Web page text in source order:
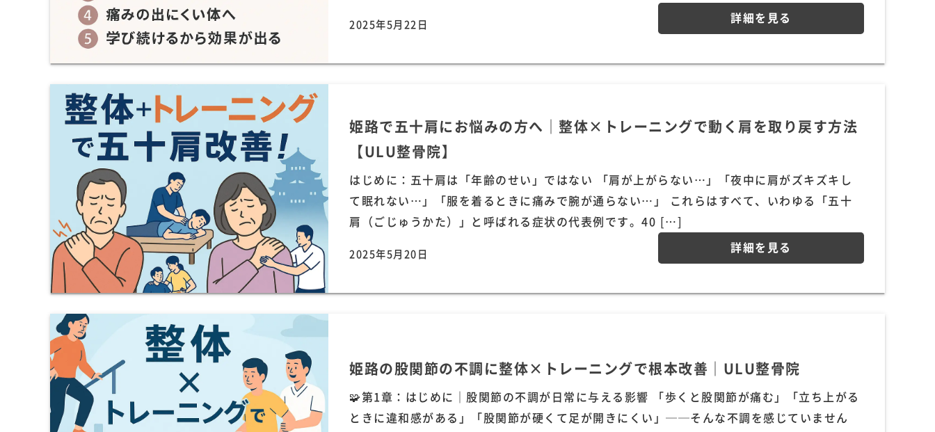
2025年5月22日
詳細を見る
姫路で五十肩にお悩みの方へ｜整体×トレーニングで動く肩を取り戻す方法
【ULU整骨院】
はじめに：五十肩は「年齢のせい」ではない 「肩が上がらない…」「夜中に肩がズキズキし
て眠れない…」「服を着るときに痛みで腕が通らない…」 これらはすべて、いわゆる「五十
肩（ごじゅうかた）」と呼ばれる症状の代表例です。40 […]
2025年5月20日
詳細を見る
姫路の股関節の不調に整体×トレーニングで根本改善｜ULU整骨院
🧩第1章：はじめに｜股関節の不調が日常に与える影響 「歩くと股関節が痛む」「立ち上がる
ときに違和感がある」「股関節が硬くて足が開きにくい」──そんな不調を感じていません